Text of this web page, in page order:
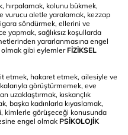
hırpalamak, kolunu bükmek,
vurucu aletle yaralamak, kezzap
söndürmek, ellerini ve
yapmak, sağlıksız koşullarda
yararlanmasına engel
gibi eylemler FİZİKSEL
etmek, hakaret etmek, ailesiyle ve
görüştürmemek, eve
uzaklaştırmak, kıskançlık
başka kadınlarla kıyaslamak,
kimlerle görüşeceği konusunda
engel olmak PSİKOLOJİK